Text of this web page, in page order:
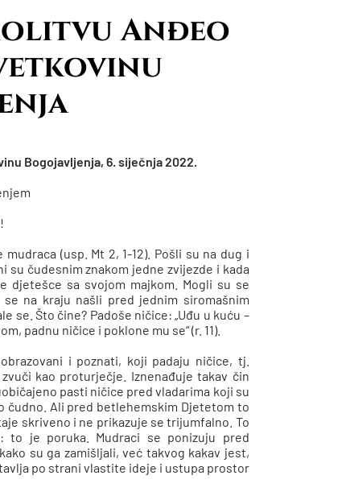
Anđeo
Bogojavljenja, 6. siječnja 2022.
(usp. Mt 2, 1-12). Pošli su na dug i
su čudesnim znakom jedne zvijezde i kada
djetešce sa svojom majkom. Mogli su se
na kraju našli pred jednim siromašnim
se. Što čine? Padoše ničice: „Uđu u kuću –
padnu ničice i poklone mu se“ (r. 11).
i poznati, koji padaju ničice, tj.
kao proturječje. Iznenađuje takav čin
pasti ničice pred vladarima koji su
čudno. Ali pred betlehemskim Djetetom to
skriveno i ne prikazuje se trijumfalno. To
je poruka. Mudraci se ponizuju pred
su ga zamišljali, već takvog kakav jest,
po strani vlastite ideje i ustupa prostor